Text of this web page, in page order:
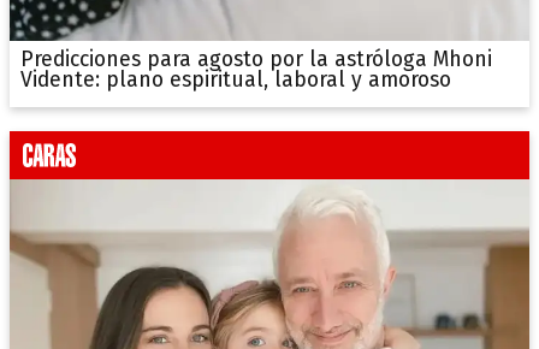
Predicciones para agosto por la astróloga Mhoni
Vidente: plano espiritual, laboral y amoroso